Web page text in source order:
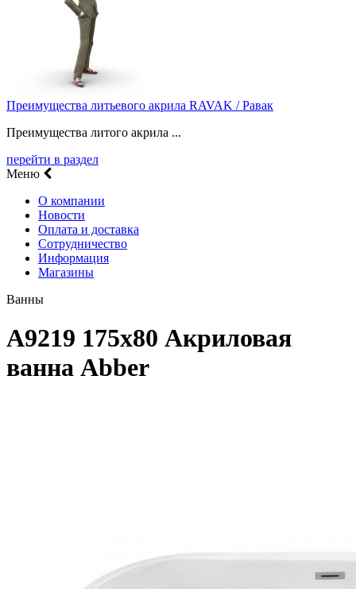
Преимущества литьевого акрила RAVAK / Равак
Преимущества литого акрила ...
перейти в раздел
Меню
О компании
Новости
Оплата и доставка
Сотрудничество
Информация
Магазины
Ванны
A9219 175х80 Акриловая
ванна Abber